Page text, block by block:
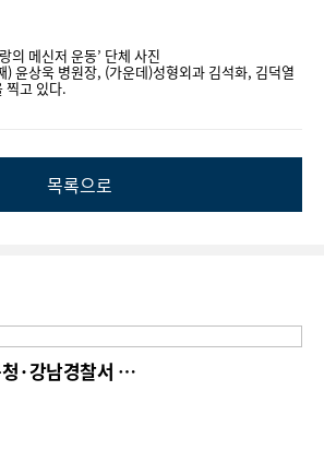
의 메신저 운동’ 단체 사진
) 윤상욱 병원장, (가운데)성형외과 김석화, 김덕열
찍고 있다.
목록으로
·강남경찰서